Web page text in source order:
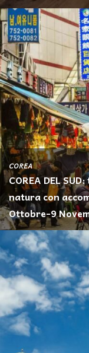
COREA
COREA DEL
natura con
Ottobre-9